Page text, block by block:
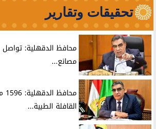
تحقيقات وتقارير
محافظ الدقهلية: تواصل
مصانع...
القافلة الطبية...